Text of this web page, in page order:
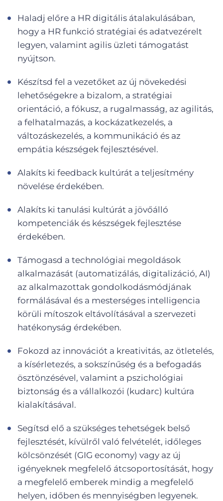
Haladj előre a HR digitális átalakulásában,
hogy a HR funkció stratégiai és adatvezérelt
legyen, valamint agilis üzleti támogatást
nyújtson.
Készítsd fel a vezetőket az új növekedési
lehetőségekre a bizalom, a stratégiai
orientáció, a fókusz, a rugalmasság, az agilitás,
a felhatalmazás, a kockázatkezelés, a
változáskezelés, a kommunikáció és az
empátia készségek fejlesztésével.
Alakíts ki feedback kultúrát a teljesítmény
növelése érdekében.
Alakíts ki tanulási kultúrát a jövőálló
kompetenciák és készségek fejlesztése
érdekében.
Támogasd a technológiai megoldások
alkalmazását (automatizálás, digitalizáció, AI)
az alkalmazottak gondolkodásmódjának
formálásával és a mesterséges intelligencia
körüli mítoszok eltávolításával a szervezeti
hatékonyság érdekében.
Fokozd az innovációt a kreativitás, az ötletelés,
a kísérletezés, a sokszínűség és a befogadás
ösztönzésével, valamint a pszichológiai
biztonság és a vállalkozói (kudarc) kultúra
kialakításával.
Segítsd elő a szükséges tehetségek belső
fejlesztését, kívülről való felvételét, időleges
kölcsönzését (GIG economy) vagy az új
igényeknek megfelelő átcsoportosítását, hogy
a megfelelő emberek mindig a megfelelő
helyen, időben és mennyiségben legyenek.